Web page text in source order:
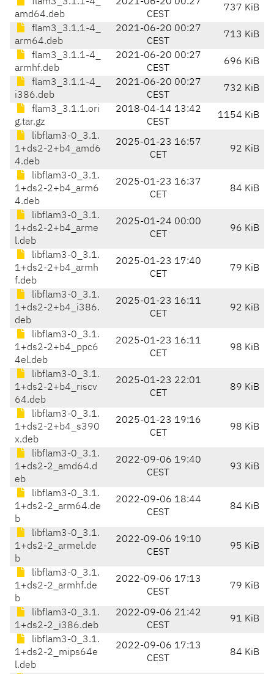
amd64.deb
CEST
737 KiB
flam3_3.1.1-4_
arm64.deb
2021-06-20 00:27
CEST
713 KiB
flam3_3.1.1-4_
armhf.deb
2021-06-20 00:27
CEST
696 KiB
flam3_3.1.1-4_
i386.deb
2021-06-20 00:27
CEST
732 KiB
flam3_3.1.1.ori
g.tar.gz
2018-04-14 13:42
CEST
1154 KiB
libflam3-0_3.1.
1+ds2-2+b4_amd6
4.deb
2025-01-23 16:57
CET
92 KiB
libflam3-0_3.1.
1+ds2-2+b4_arm6
4.deb
2025-01-23 16:37
CET
84 KiB
libflam3-0_3.1.
1+ds2-2+b4_arme
l.deb
2025-01-24 00:00
CET
96 KiB
libflam3-0_3.1.
1+ds2-2+b4_armh
f.deb
2025-01-23 17:40
CET
79 KiB
libflam3-0_3.1.
1+ds2-2+b4_i386.
deb
2025-01-23 16:11
CET
92 KiB
libflam3-0_3.1.
1+ds2-2+b4_ppc6
4el.deb
2025-01-23 16:11
CET
98 KiB
libflam3-0_3.1.
1+ds2-2+b4_riscv
64.deb
2025-01-23 22:01
CET
89 KiB
libflam3-0_3.1.
1+ds2-2+b4_s390
x.deb
2025-01-23 19:16
CET
98 KiB
libflam3-0_3.1.
1+ds2-2_amd64.d
eb
2022-09-06 19:40
CEST
93 KiB
libflam3-0_3.1.
1+ds2-2_arm64.de
b
2022-09-06 18:44
CEST
84 KiB
libflam3-0_3.1.
1+ds2-2_armel.de
b
2022-09-06 19:10
CEST
95 KiB
libflam3-0_3.1.
1+ds2-2_armhf.de
b
2022-09-06 17:13
CEST
79 KiB
libflam3-0_3.1.
1+ds2-2_i386.deb
2022-09-06 21:42
CEST
91 KiB
libflam3-0_3.1.
1+ds2-2_mips64e
l.deb
2022-09-06 17:13
CEST
84 KiB